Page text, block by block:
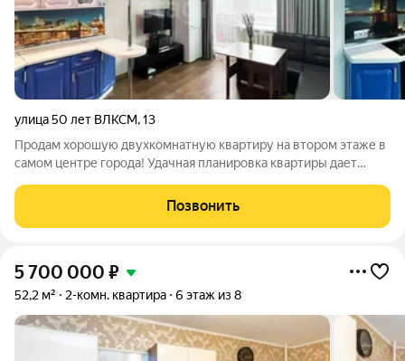
улица 50 лет ВЛКСМ,13
Продам хорошую двухкомнатную квартиру на втором этаже в
самом центре города! Удачная планировка квартиры дает
формате. В квартире выполнен косметический ремонт,
квартира теплая, санузел раздельный,
Позвонить
5 700 000 ₽
52,2 м² 2-комн. квартира 6 этаж из 8